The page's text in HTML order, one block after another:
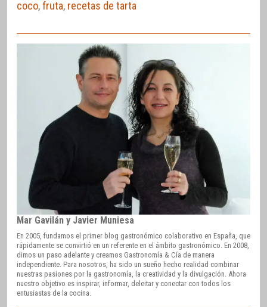
coco,fruta, recetas de tarta
Mar Gavilán y Javier Muniesa
En 2005, fundamos el primer blog gastronómico colaborativo en España, que
rápidamente se convirtió en un referente en el ámbito gastronómico. En 2008,
dimos un paso adelante y creamos Gastronomía & Cía de manera
independiente. Para nosotros, ha sido un sueño hecho realidad combinar
nuestras pasiones por la gastronomía, la creatividad y la divulgación. Ahora
nuestro objetivo es inspirar, informar, deleitar y conectar con todos los
entusiastas de la cocina.